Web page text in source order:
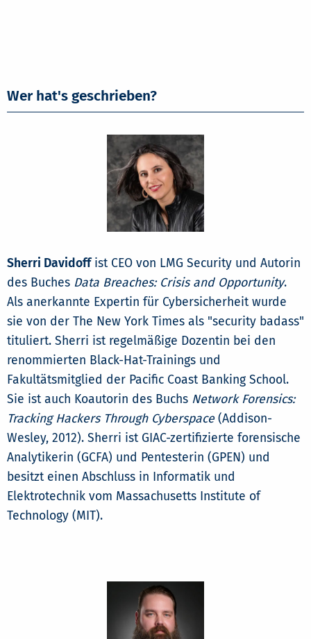
Wer hat's geschrieben?
Sherri Davidoffist CEO von LMG Security und Autorin
des Buches Data Breaches: Crisis and Opportunity.
Als anerkannte Expertin für Cybersicherheit wurde
sie von der The New York Times als "security badass"
tituliert. Sherri ist regelmäßige Dozentin bei den
renommierten Black-Hat-Trainings und
Fakultätsmitglied der Pacific Coast Banking School.
Sie ist auch Koautorin des Buchs Network Forensics:
Tracking Hackers Through Cyberspace(Addison-
Wesley, 2012). Sherri ist GIAC-zertifizierte forensische
Analytikerin (GCFA) und Pentesterin (GPEN) und
besitzt einen Abschluss in Informatik und
Elektrotechnik vom Massachusetts Institute of
Technology (MIT).